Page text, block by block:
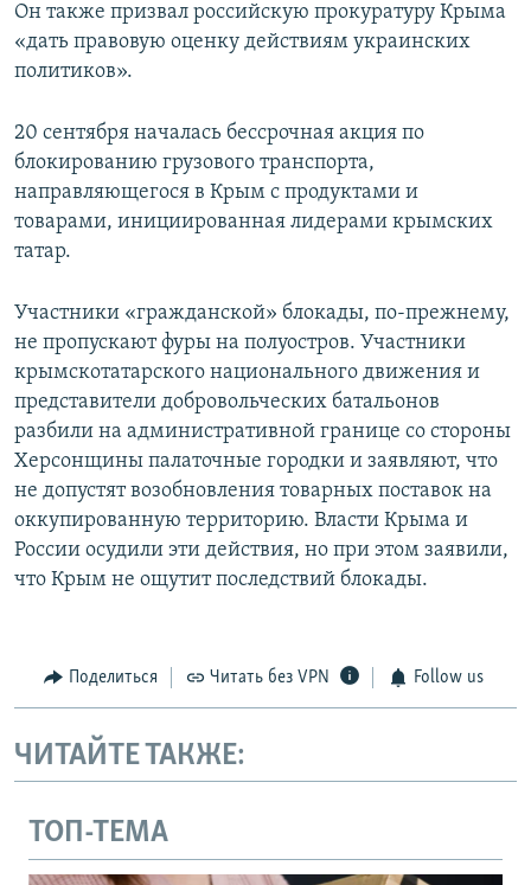
Он также призвал российскую прокуратуру Крыма
«дать правовую оценку действиям украинских
политиков».
20 сентября началась бессрочная акция по
блокированию грузового транспорта,
направляющегося в Крым с продуктами и
товарами, инициированная лидерами крымских
татар.
Участники «гражданской» блокады, по-прежнему,
не пропускают фуры на полуостров. Участники
крымскотатарского национального движения и
представители добровольческих батальонов
разбили на административной границе со стороны
Херсонщины палаточные городки и заявляют, что
не допустят возобновления товарных поставок на
оккупированную территорию. Власти Крыма и
России осудили эти действия, но при этом заявили,
что Крым не ощутит последствий блокады.
Поделиться Читать без VPN Follow us
ЧИТАЙТЕ ТАКЖЕ:
ТОП-ТЕМА